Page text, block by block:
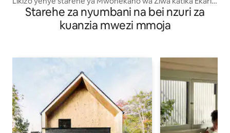
5, Beseni la Maji Moto na +
Starehe za nyumbani na bei nzuri za
kuanzia mwezi mmoja